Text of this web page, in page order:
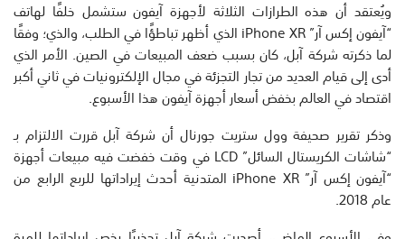
ويُعتقد أن هذه الطرازات الثلاثة لأجهزة آيفون ستشمل خلفًا لهاتف
“آيفون إكس آر” iPhone XR الذي أظهر تباطؤًا في الطلب، والذي؛ وفقًا
لما ذكرته شركة آبل، كان بسبب ضعف المبيعات في الصين. الأمر الذي
أدى إلى قيام العديد من تجار التجزئة في مجال الإلكترونيات في ثاني أكبر
اقتصاد في العالم بخفض أسعار أجهزة آيفون هذا الأسبوع.
وذكر تقرير صحيفة وول ستريت جورنال أن شركة آبل قررت الالتزام بـ
“شاشات الكريستال السائل” LCD في وقت خفضت فيه مبيعات أجهزة
“آيفون إكس آر” iPhone XR المتدنية أحدث إيراداتها للربع الرابع من
عام 2018.